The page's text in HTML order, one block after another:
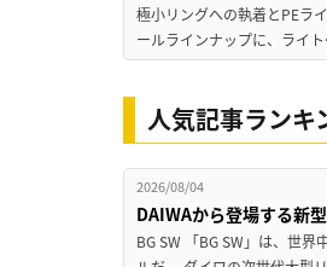
極小リングへの執着とPEラ
ールラインナップに、ライ
人気記事ランキ
2026/08/04
DAIWAから登場する新
BG SW 「BG SW」は、世